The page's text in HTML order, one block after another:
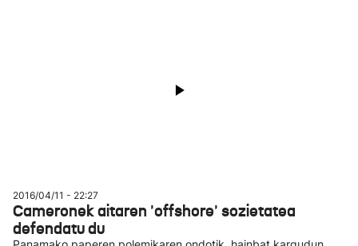
2016/04/11 - 22:27
Cameronek aitaren 'offshore' sozietatea
defendatu du